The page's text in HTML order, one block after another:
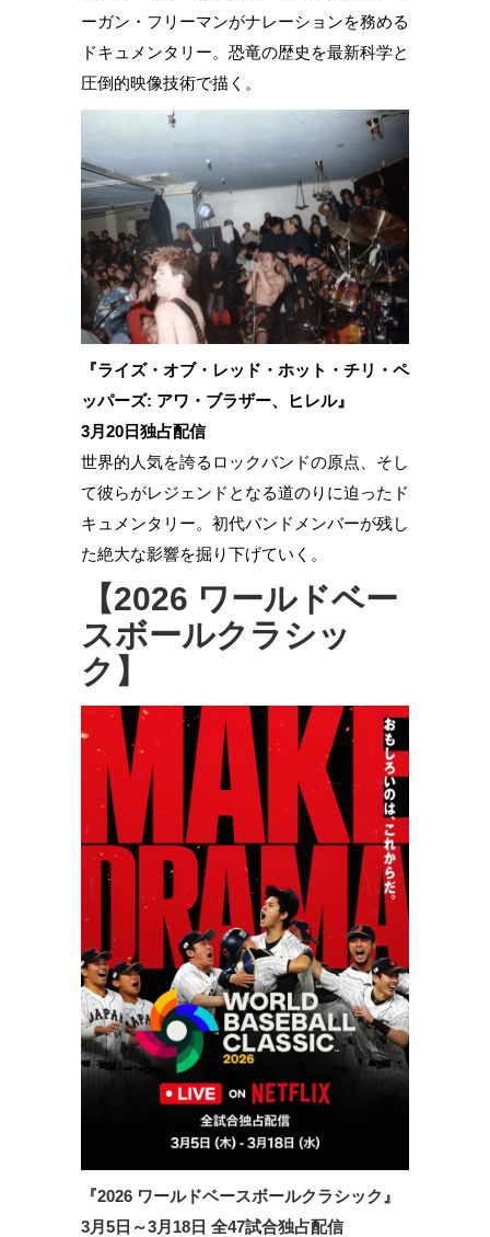
ーガン・フリーマンがナレーションを務める
ドキュメンタリー。恐竜の歴史を最新科学と
圧倒的映像技術で描く。
『ライズ・オブ・レッド・ホット・チリ・ペ
ッパーズ: アワ・ブラザー、ヒレル』
3月20日独占配信
世界的人気を誇るロックバンドの原点、そし
て彼らがレジェンドとなる道のりに迫ったド
キュメンタリー。初代バンドメンバーが残し
た絶大な影響を掘り下げていく。
【2026 ワールドベー
スボールクラシッ
ク】
『2026 ワールドベースボールクラシック』
3月5日～3月18日 全47試合独占配信